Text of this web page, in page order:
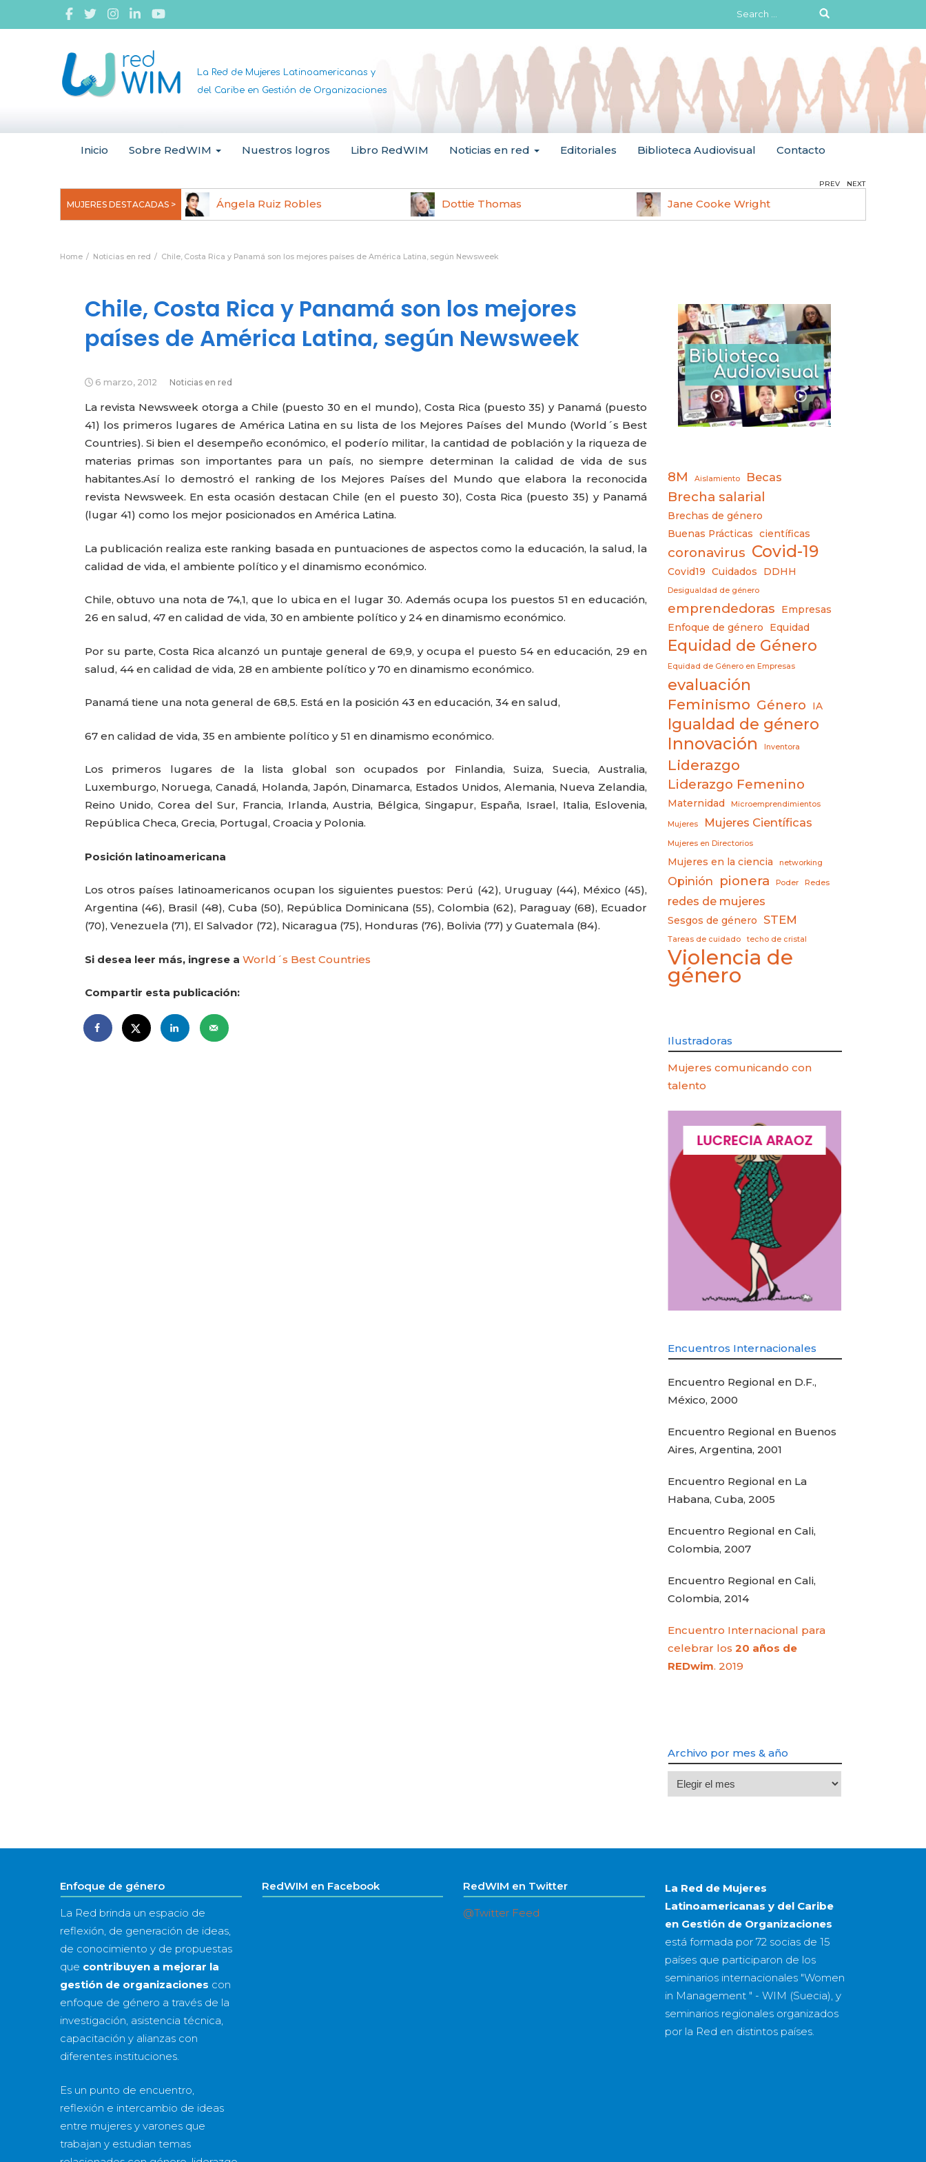
Search
for:
La Red de Mujeres Latinoamericanas y
del Caribe en Gestión de Organizaciones
Inicio Sobre RedWIM Nuestros logros Libro RedWIM Noticias en red Editoriales Biblioteca Audiovisual Contacto
MUJERES DESTACADAS >
Uchegbu, pionera en
Ángela Ruiz Robles Dottie Thomas Jane Cooke Wright
PREV NEXT
Home Noticias en red Chile, Costa Rica y Panamá son los mejores países de América Latina, según Newsweek
Chile, Costa Rica y Panamá son los mejores
países de América Latina, según Newsweek
6 marzo, 2012 Noticias en red
La revista Newsweek otorga a Chile (puesto 30 en el mundo), Costa Rica (puesto 35) y Panamá (puesto
41) los primeros lugares de América Latina en su lista de los Mejores Países del Mundo (World´s Best
Countries). Si bien el desempeño económico, el poderío militar, la cantidad de población y la riqueza de
materias primas son importantes para un país, no siempre determinan la calidad de vida de sus
habitantes.Así lo demostró el ranking de los Mejores Países del Mundo que elabora la reconocida
revista Newsweek. En esta ocasión destacan Chile (en el puesto 30), Costa Rica (puesto 35) y Panamá
(lugar 41) como los mejor posicionados en América Latina.
La publicación realiza este ranking basada en puntuaciones de aspectos como la educación, la salud, la
calidad de vida, el ambiente político y el dinamismo económico.
Chile, obtuvo una nota de 74,1, que lo ubica en el lugar 30. Además ocupa los puestos 51 en educación,
26 en salud, 47 en calidad de vida, 30 en ambiente político y 24 en dinamismo económico.
Por su parte, Costa Rica alcanzó un puntaje general de 69,9, y ocupa el puesto 54 en educación, 29 en
salud, 44 en calidad de vida, 28 en ambiente político y 70 en dinamismo económico.
Panamá tiene una nota general de 68,5. Está en la posición 43 en educación, 34 en salud,
67 en calidad de vida, 35 en ambiente político y 51 en dinamismo económico.
Los primeros lugares de la lista global son ocupados por Finlandia, Suiza, Suecia, Australia,
Luxemburgo, Noruega, Canadá, Holanda, Japón, Dinamarca, Estados Unidos, Alemania, Nueva Zelandia,
Reino Unido, Corea del Sur, Francia, Irlanda, Austria, Bélgica, Singapur, España, Israel, Italia, Eslovenia,
República Checa, Grecia, Portugal, Croacia y Polonia.
Posición latinoamericana
Los otros países latinoamericanos ocupan los siguientes puestos: Perú (42), Uruguay (44), México (45),
Argentina (46), Brasil (48), Cuba (50), República Dominicana (55), Colombia (62), Paraguay (68), Ecuador
(70), Venezuela (71), El Salvador (72), Nicaragua (75), Honduras (76), Bolivia (77) y Guatemala (84).
Si desea leer más, ingrese a World´s Best Countries
Compartir esta publicación:
8M Aislamiento Becas
Brecha salarial
Brechas de género
Buenas Prácticas
científicas
coronavirus Covid-19
Covid19 Cuidados DDHH
Desigualdad de género
emprendedoras
Empresas
Enfoque de género
Equidad
Equidad de Género
Equidad de Género en Empresas
evaluación
Feminismo Género IA
Igualdad de género
Innovación Inventora
Liderazgo
Liderazgo Femenino
Maternidad Microemprendimientos
Mujeres Mujeres Científicas
Mujeres en Directorios
Mujeres en la ciencia networking
Opinión pionera Poder Redes
redes de mujeres
Sesgos de género STEM
Tareas de cuidado techo de cristal
Violencia de
género
Ilustradoras
Mujeres comunicando con
talento
LUCRECIA ARAOZ
Encuentros Internacionales
Encuentro Regional en D.F.,
México, 2000
Encuentro Regional en Buenos
Aires, Argentina, 2001
Encuentro Regional en La
Habana, Cuba, 2005
Encuentro Regional en Cali,
Colombia, 2007
Encuentro Regional en Cali,
Colombia, 2014
Encuentro Internacional para
celebrar los20 años de
REDwim. 2019
Archivo por mes & año
Archivo
por
año
Enfoque de género
La Red brinda un espacio de
reflexión, de generación de ideas,
de conocimiento y de propuestas
que contribuyen a mejorar la
gestión de organizaciones con
enfoque de género a través de la
investigación, asistencia técnica,
capacitación y alianzas con
diferentes instituciones.
Es un punto de encuentro,
reflexión e intercambio de ideas
entre mujeres y varones que
trabajan y estudian temas
RedWIM en Facebook RedWIM en Twitter
@Twitter Feed
La Red de Mujeres
Latinoamericanas y del Caribe
en Gestión de Organizaciones
está formada por 72 sociasde 15
paísesque participaron de los
seminarios internacionales "Women
in Management " - WIM (Suecia), y
seminarios regionales organizados
por la Red en distintos países.